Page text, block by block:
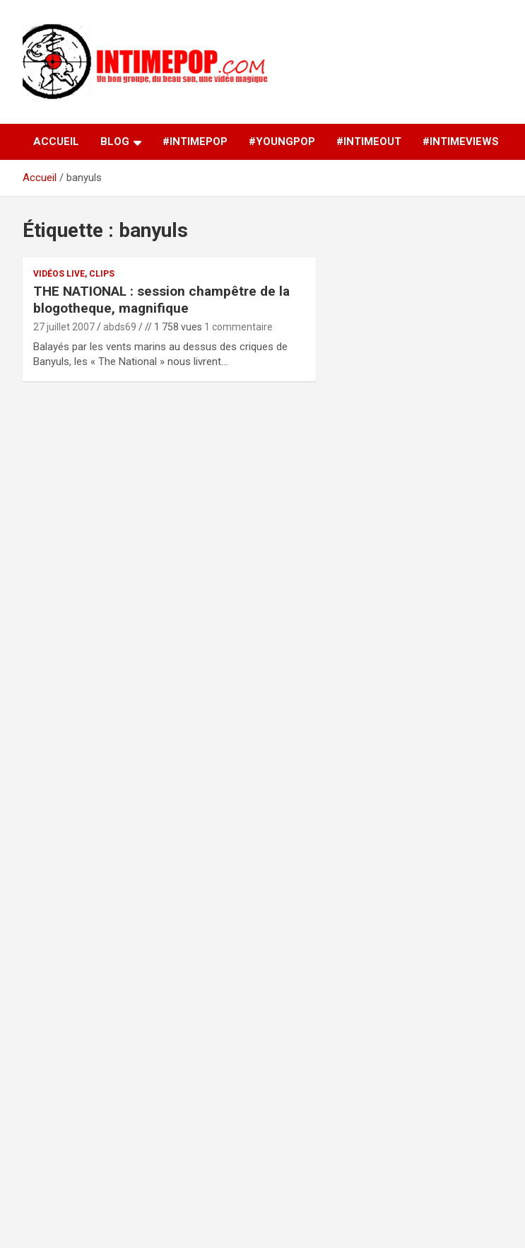
contenu
intimepop.com
musiques actuelles pop rock, post-rock, indé sur Lyon. rock pop
concert lyon
ACCUEIL BLOG #INTIMEPOP #YOUNGPOP #INTIMEOUT #INTIMEVIEWS
Accueil banyuls
Étiquette : banyuls
VIDÉOS LIVE, CLIPS
THE NATIONAL : session champêtre de la
blogotheque, magnifique
27 juillet 2007 abds69 // 1 758 vues 1 commentaire
Balayés par les vents marins au dessus des criques de
Banyuls, les « The National » nous livrent…